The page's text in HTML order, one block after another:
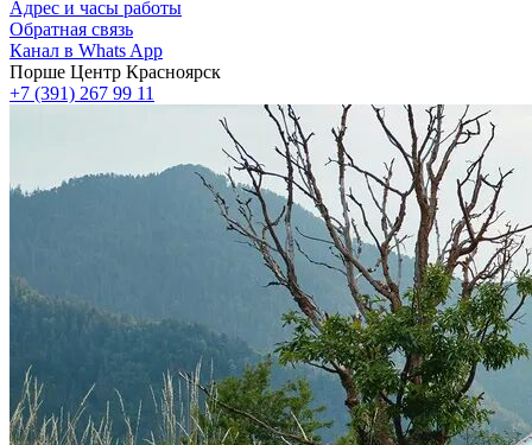
Адрес и часы работы
Обратная связь
Канал в Whats App
Порше Центр Красноярск
+7 (391) 267 99 11